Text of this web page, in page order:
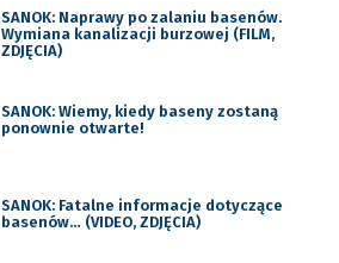
SANOK: Naprawy po zalaniu basenów.
Wymiana kanalizacji burzowej (FILM,
ZDJĘCIA)
SANOK: Wiemy, kiedy baseny zostaną
ponownie otwarte!
SANOK: Fatalne informacje dotyczące
basenów… (VIDEO, ZDJĘCIA)